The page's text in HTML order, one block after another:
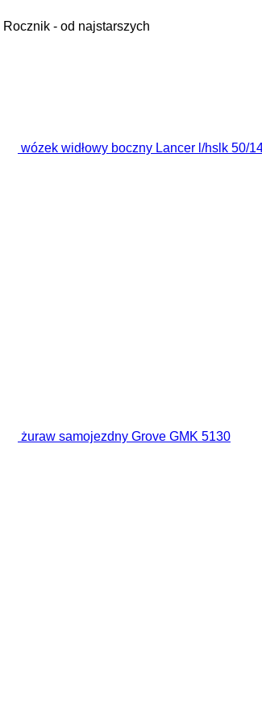
Rocznik - od najstarszych
wózek widłowy boczny Lancer l/hslk 50/
żuraw samojezdny Grove GMK 5130